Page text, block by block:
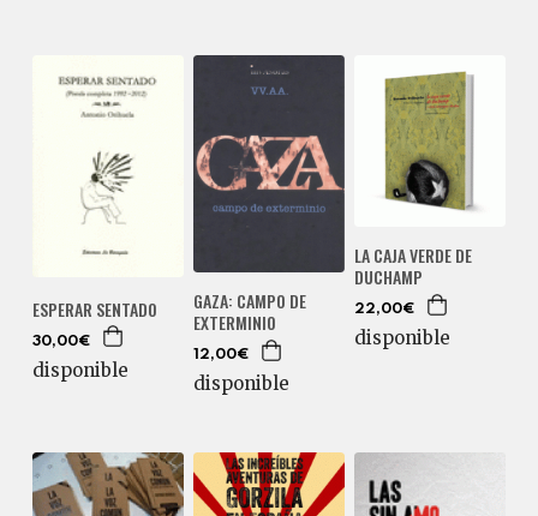
ESPERAR SENTADO
30,00€
disponible
GAZA: CAMPO DE
EXTERMINIO
12,00€
disponible
LA CAJA VERDE DE
DUCHAMP
22,00€
disponible